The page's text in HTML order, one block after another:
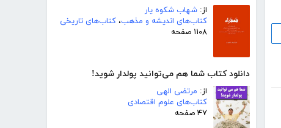
از: شهاب شکوه یار
کتاب‌های اندیشه و مذهب، کتاب‌های تاریخی
۱۱۰۸ صفحه
دانلود کتاب شما هم می‌توانید پولدار شوید!
از: مرتضی الهی
کتاب‌های علوم اقتصادی
۴۷ صفحه